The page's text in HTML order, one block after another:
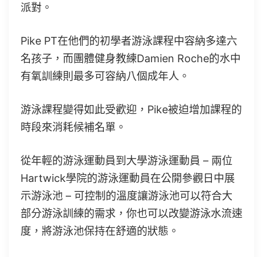
派對。
Pike PT在他們的初學者游泳課程中容納多達六
名孩子，而團體健身教練Damien Roche的水中
有氧訓練則最多可容納八個成年人。
游泳課程變得如此受歡迎，Pike被迫增加課程的
時段來消耗候補名單。
從年輕的游泳運動員到大學游泳運動員 – 兩位
Hartwick學院的游泳運動員在公開參觀日中展
示游泳池 – 可控制的溫度讓游泳池可以符合大
部分游泳訓練的需求，你也可以改變游泳水流速
度，將游泳池保持在舒適的狀態。